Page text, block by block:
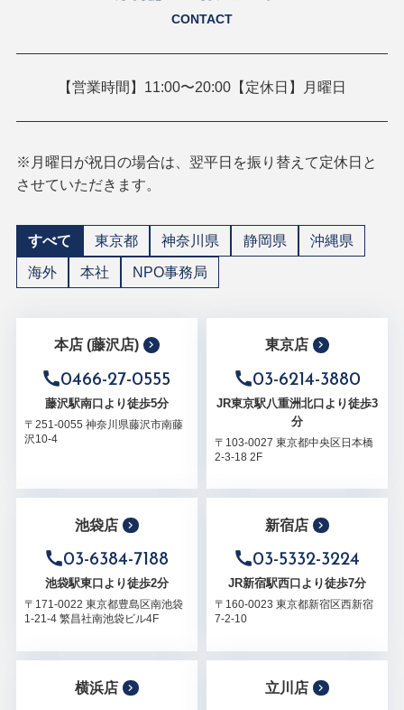
CONTACT
【営業時間】11:00〜20:00【定休日】月曜日
※月曜日が祝日の場合は、翌平日を振り替えて定休日と
させていただきます。
すべて 東京都 神奈川県 静岡県
沖縄県
海外
本社 NPO事務局
本店 (藤沢店)
0466-27-0555
藤沢駅南口より徒歩5分
〒251-0055 神奈川県藤沢市南藤
沢10-4
東京店
03-6214-3880
JR東京駅八重洲北口より徒歩3
分
〒103-0027 東京都中央区日本橋
2-3-18 2F
池袋店
03-6384-7188
池袋駅東口より徒歩2分
〒171-0022 東京都豊島区南池袋
1-21-4 繁昌社南池袋ビル4F
新宿店
03-5332-3224
JR新宿駅西口より徒歩7分
〒160-0023 東京都新宿区西新宿
7-2-10
横浜店 立川店